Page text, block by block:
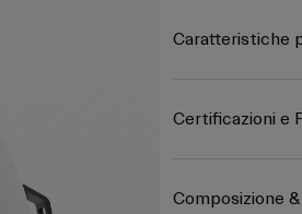
Caratteristiche
Certificazioni e
Composizione